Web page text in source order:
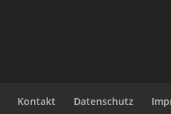
Kontakt Datenschutz